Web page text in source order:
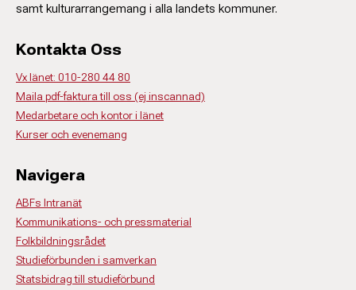
samt kulturarrangemang i alla landets kommuner.
Kontakta Oss
Vx länet: 010-280 44 80
Maila pdf-faktura till oss (ej inscannad)
Medarbetare och kontor i länet
Kurser och evenemang
Navigera
ABFs Intranät
Kommunikations- och pressmaterial
Folkbildningsrådet
Studieförbunden i samverkan
Statsbidrag till studieförbund